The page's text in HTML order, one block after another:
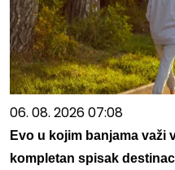
06. 08. 2026 07:08
Evo u kojim banjama važi
kompletan spisak